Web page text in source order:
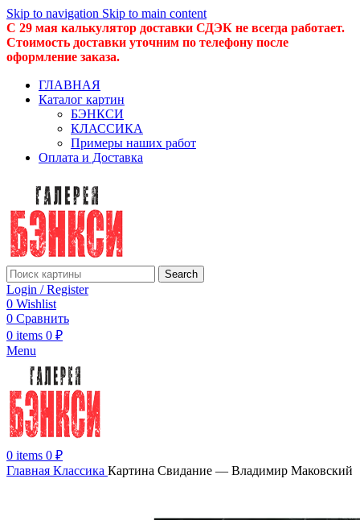
Skip to navigation Skip to main content
С 29 мая калькулятор доставки СДЭК не всегда работает.
Стоимость доставки уточним по телефону после
оформление заказа.
ГЛАВНАЯ
Каталог картин
БЭНКСИ
КЛАССИКА
Примеры наших работ
Оплата и Доставка
Search
Login / Register
0 Wishlist
0 Сравнить
0 items 0 ₽
Menu
0 items 0 ₽
Главная Классика Картина Свидание — Владимир Маковский